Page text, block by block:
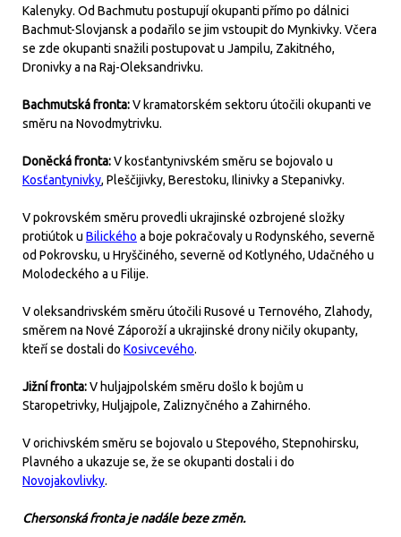
Kalenyky. Od Bachmutu postupují okupanti přímo po dálnici
Bachmut-Slovjansk a podařilo se jim vstoupit do Mynkivky. Včera
se zde okupanti snažili postupovat u Jampilu, Zakitného,
Dronivky a na Raj-Oleksandrivku.
Bachmutská fronta:V kramatorském sektoru útočili okupanti ve
směru na Novodmytrivku.
Doněcká fronta:V kosťantynivském směru se bojovalo u
Kosťantynivky, Pleščijivky, Berestoku, Ilinivky a Stepanivky.
V pokrovském směru provedli ukrajinské ozbrojené složky
protiútok u Bilického a boje pokračovaly u Rodynského, severně
od Pokrovsku, u Hryščiného, severně od Kotlyného, Udačného u
Molodeckého a u Filije.
V oleksandrivském směru útočili Rusové u Ternového, Zlahody,
směrem na Nové Záporoží a ukrajinské drony ničily okupanty,
kteří se dostali do Kosivcevého.
Jižní fronta:V huljajpolském směru došlo k bojům u
Staropetrivky, Huljajpole, Zaliznyčného a Zahirného.
V orichivském směru se bojovalo u Stepového, Stepnohirsku,
Plavného a ukazuje se, že se okupanti dostali i do
Novojakovlivky.
Chersonská fronta je nadále beze změn.